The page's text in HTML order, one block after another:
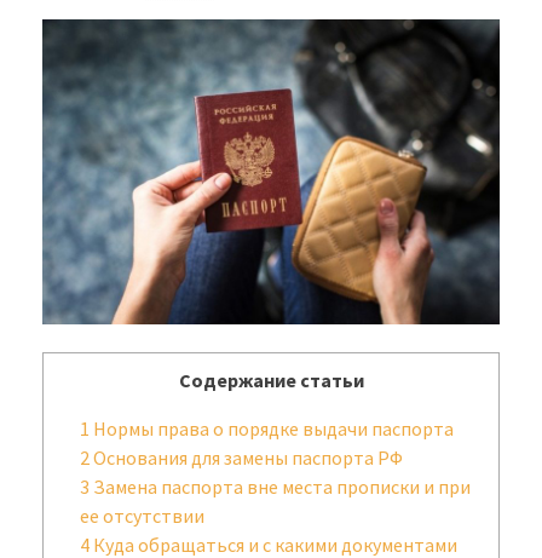
Содержание статьи
1 Нормы права о порядке выдачи паспорта
2 Основания для замены паспорта РФ
3 Замена паспорта вне места прописки и при
ее отсутствии
4 Куда обращаться и с какими документами